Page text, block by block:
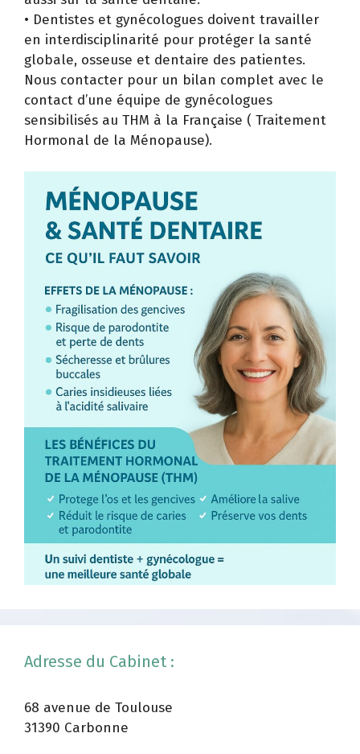
• Dentistes et gynécologues doivent travailler
en interdisciplinarité pour protéger la santé
globale, osseuse et dentaire des patientes.
Nous contacter pour un bilan complet avec le
contact d’une équipe de gynécologues
sensibilisés au THM à la Française ( Traitement
Hormonal de la Ménopause).
Adresse du Cabinet :
68 avenue de Toulouse
31390 Carbonne